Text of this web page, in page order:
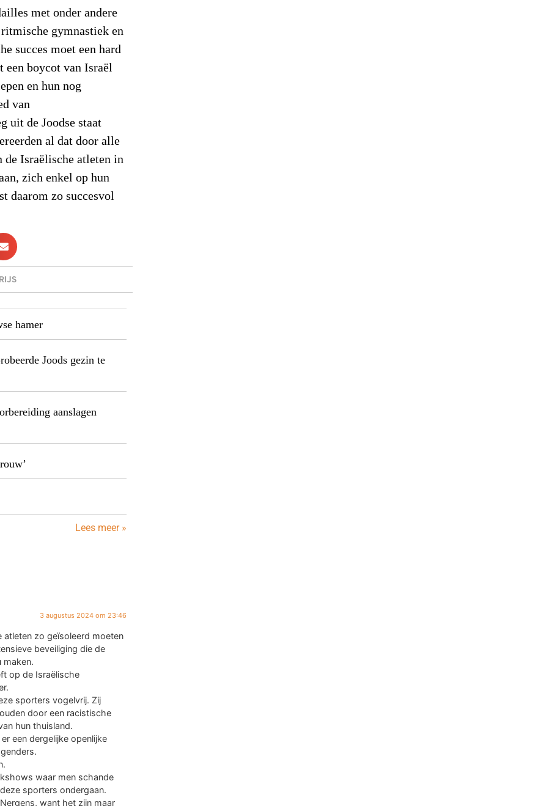
met onder andere
gymnastiek en
succes moet een hard
boycot van Israël
en hun nog
van
uit de Joodse staat
al dat door alle
de Israëlische atleten in
zich enkel op hun
daarom zo succesvol
hamer
Joods gezin te
aanslagen
Lees meer »
3 augustus 2024 om 23:46
zo geïsoleerd moeten
beveiliging die de
maken.
op de Israëlische
sporters vogelvrij. Zij
door een racistische
hun thuisland.
een dergelijke openlijke
waar men schande
sporters ondergaan.
want het zijn maar